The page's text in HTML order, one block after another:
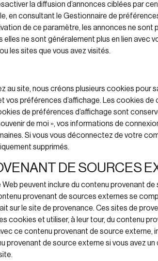
la diffusion d’annonces ciblées par
en consultant le Gestionnaire de
de ce paramètre, les annonces ne sont
ne sont généralement plus en lien avec
les sites que vous avez visités.
au site, nous créons plusieurs cookies pour
vos préférences d’affichage. Les cookies de
de préférences d’affichage sont
de moi », vos informations de
Si vous vous déconnectez de votre
supprimés.
DE SOURCES
peuvent inclure du contenu provenant
provenant de sources externes se
sur le site de provenance. Ces sites de
cookies et utiliser, à leur tour, du contenu
ce contenu provenant de source externe,
provenant de source externe si vous avez